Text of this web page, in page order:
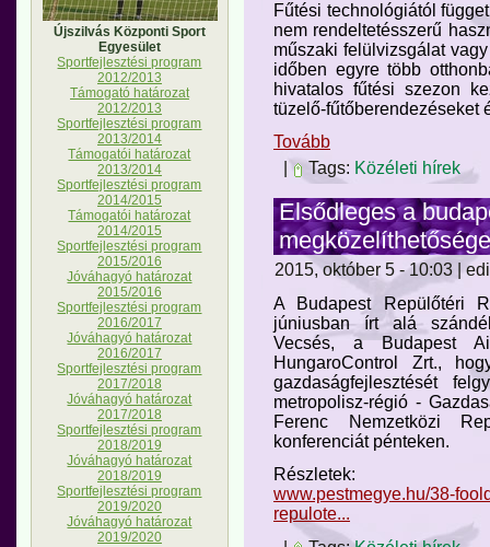
Újszilvás Központi Sport
Egyesület
Sportfejlesztési program
2012/2013
Támogató határozat
2012/2013
Sportfejlesztési program
2013/2014
Támogatói határozat
2013/2014
Sportfejlesztési program
2014/2015
Támogatói határozat
2014/2015
Sportfejlesztési program
2015/2016
Jóváhagyó határozat
2015/2016
Sportfejlesztési program
2016/2017
Jóváhagyó határozat
2016/2017
Sportfejlesztési program
2017/2018
Jóváhagyó határozat
2017/2018
Sportfejlesztési program
2018/2019
Jóváhagyó határozat
2018/2019
Sportfejlesztési program
2019/2020
Jóváhagyó határozat
2019/2020
Fűtési technológiától
nem rendeltetésszerű
műszaki felülvizsgálat
időben egyre több
hivatalos fűtési szezon
tüzelő-fűtőberendezéseket
Tovább
|
Tags: Közéleti hírek
Elsődleges a
megközelíthetősége
2015, október 5 - 10:03 |
A Budapest Repülőtéri
júniusban írt alá
Vecsés, a Budapest
HungaroControl Zrt.,
gazdaságfejlesztését
metropolisz-régió -
Ferenc Nemzetközi
konferenciát pénteken.
Részletek:
www.pestmegye.hu/38-
repulote...